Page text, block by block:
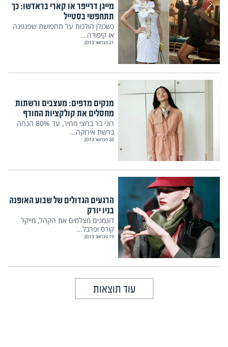
מייגן דרייפר או קארי בראדשו: כך
תתחפשי בסטייל
כשכולן הולכות על תחפושת שפנפנה
או קיפודה...
21 פברואר 2013
מנקים מדפים: מעצבים ורשתות
מחסלים את קולקציות החורף
רוני בר בחצי מחיר, עד 80% הנחה
ברשת אירוקה...
20 פברואר 2013
הרגעים הגדולים של שבוע האופנה
בניו יורק
דוגמנים מצלמים את הקהל, מייקל
קורס ופרבל...
19 פברואר 2013
עוד תוצאות